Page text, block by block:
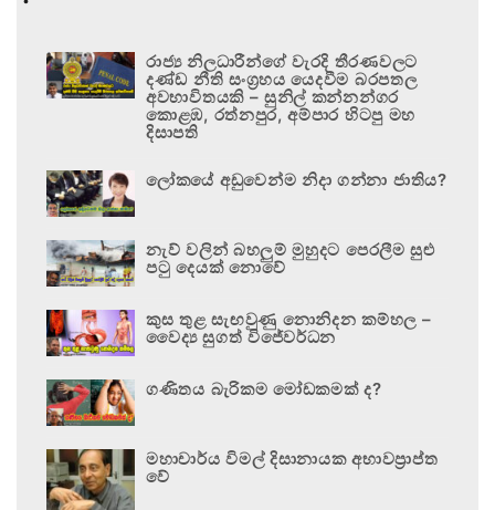
රාජ්‍ය නිලධාරීන්ගේ වැරදි තීරණවලට
දණ්ඩ නීති සංග්‍රහය යෙදවීම බරපතල
අවභාවිතයකි – සුනිල් කන්නන්ගර
කොළඹ, රත්නපුර, අම්පාර හිටපු මහ
දිසාපති
ලෝකයේ අඩුවෙන්ම නිදා ගන්නා ජාතිය?
නැව් වලින් බහලුම් මුහුදට පෙරලීම සුළු
පටු දෙයක් නොවේ
කුස තුළ සැඟවුණු නොනිදන කම්හල –
වෛද්‍ය සුගත් විජේවර්ධන
ගණිතය බැරිකම මෝඩකමක් ද?
මහාචාර්ය විමල් දිසානායක අභාවප්‍රාප්ත
වේ